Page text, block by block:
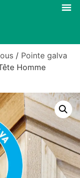
/ Pointe galva
Homme